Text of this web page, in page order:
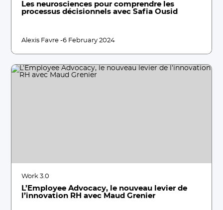
Les neurosciences pour comprendre les
processus décisionnels avec Safia Ousid
Alexis Favre -6 February 2024
Work 3.0
L’Employee Advocacy, le nouveau levier de
l’innovation RH avec Maud Grenier